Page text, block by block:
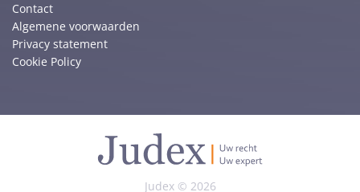
Contact
Algemene voorwaarden
Privacy statement
Cookie Policy
Judex © 2026